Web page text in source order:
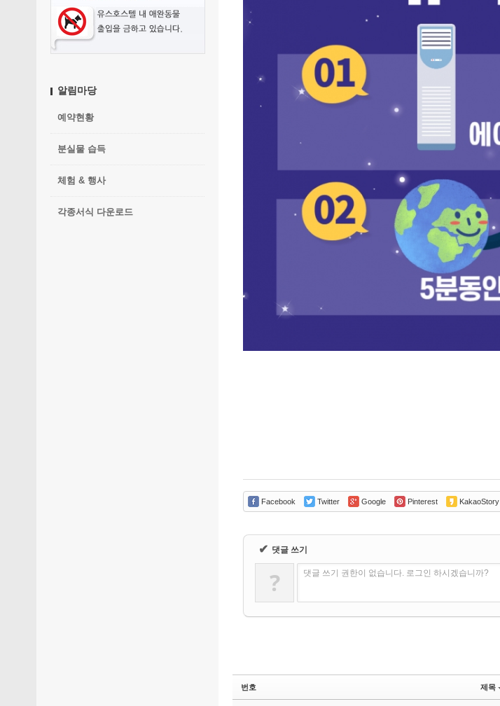
알림마당
예약현황
분실물 습득
체험 & 행사
각종서식 다운로드
Facebook Twitter Google Pinterest KakaoStory
✔ 댓글 쓰기
? 댓글 쓰기 권한이 없습니다. 로그인 하시겠습니까?
번호 제목